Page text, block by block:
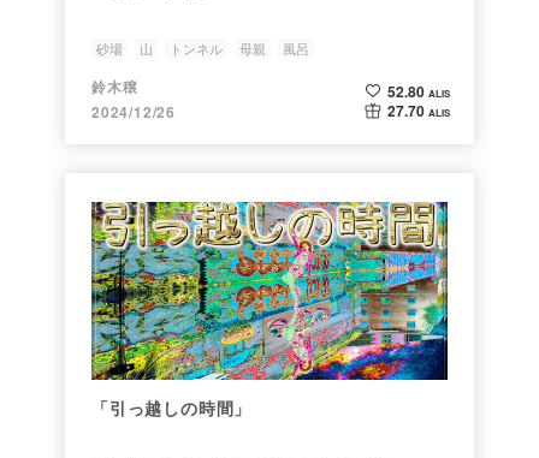
砂場 山 トンネル 母親 風呂
鈴木穣
2024/12/26
52.80 ALIS
27.70 ALIS
「引っ越しの時間」